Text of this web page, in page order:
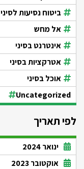
ביטוח נסיעות לסיני
אל מחש
אינטרנט בסיני
אטרקציות בסיני
אוכל בסיני
Uncategorized
לפי תאריך
ינואר 2024
אוקטובר 2023